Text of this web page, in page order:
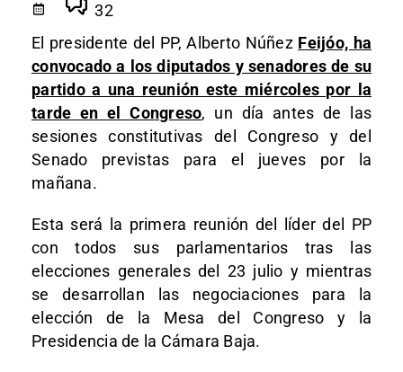
32
El presidente del PP, Alberto Núñez Feijóo, ha
convocado a los diputados y senadores de su
partido a una reunión este miércoles por la
tarde en el Congreso, un día antes de las
sesiones constitutivas del Congreso y del
Senado previstas para el jueves por la
mañana.
Esta será la primera reunión del líder del PP
con todos sus parlamentarios tras las
elecciones generales del 23 julio y mientras
se desarrollan las negociaciones para la
elección de la Mesa del Congreso y la
Presidencia de la Cámara Baja.